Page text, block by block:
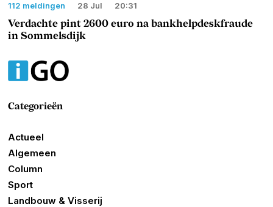
112 meldingen 28 Jul 20:31
Verdachte pint 2600 euro na bankhelpdeskfraude
in Sommelsdijk
Categorieën
Actueel
Algemeen
Column
Sport
Landbouw & Visserij